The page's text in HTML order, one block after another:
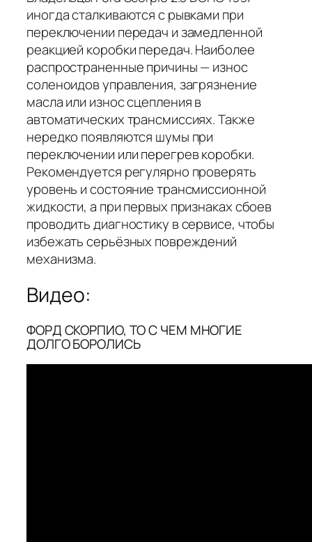
иногда сталкиваются с рывками при
переключении передач и замедленной
реакцией коробки передач. Наиболее
распространенные причины — износ
соленоидов управления, загрязнение
масла или износ сцепления в
автоматических трансмиссиях. Также
нередко появляются шумы при
переключении или перегрев коробки.
Рекомендуется регулярно проверять
уровень и состояние трансмиссионной
жидкости, а при первых признаках сбоев
проводить диагностику в сервисе, чтобы
избежать серьёзных повреждений
механизма.
Видео:
ФОРД СКОРПИО, ТО С ЧЕМ МНОГИЕ
ДОЛГО БОРОЛИСЬ